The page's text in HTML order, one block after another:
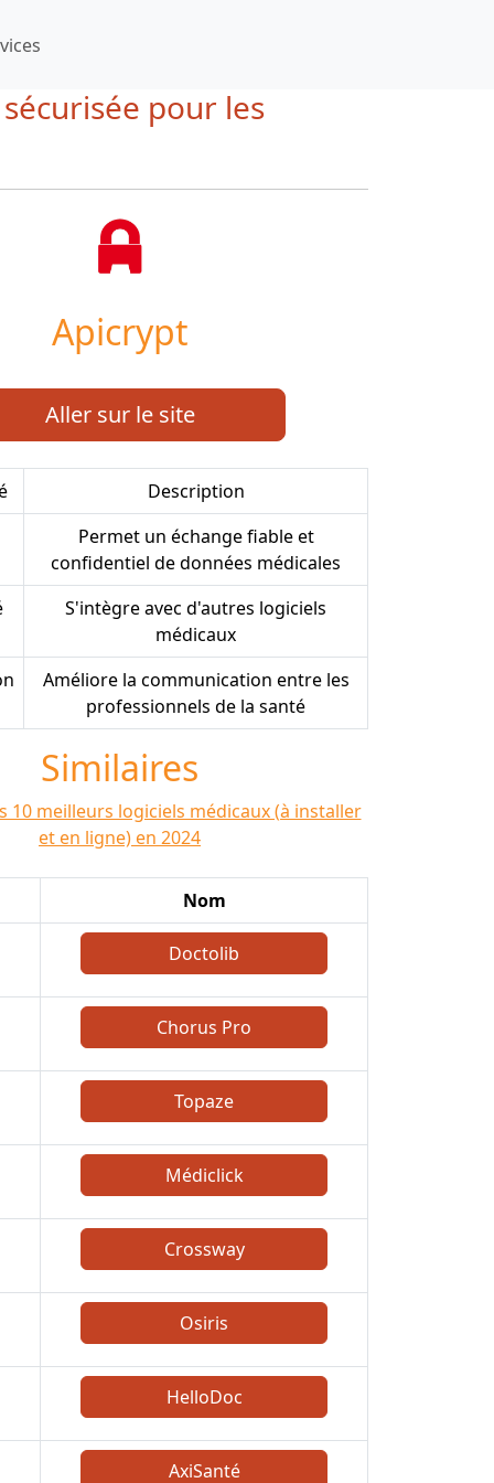
pour les
Apicrypt
Aller sur le site
Description
Permet un échange fiable et
confidentiel de données médicales
S'intègre avec d'autres logiciels
médicaux
Améliore la communication entre les
professionnels de la santé
Similaires
10 meilleurs logiciels médicaux (à installer
et en ligne) en 2024
Nom
Doctolib
Chorus Pro
Topaze
Médiclick
Crossway
Osiris
HelloDoc
AxiSanté